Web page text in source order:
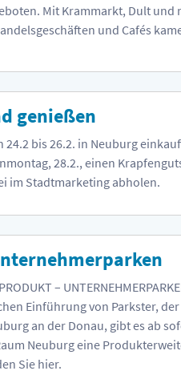
Mit Krammarkt, Dult und
und Cafés
genießen
24.2 bis 26.2. in Neuburg
28.2., einen
im Stadtmarketing abholen.
–
Einführung von Parkster,
an der Donau, gibt es ab
Neuburg eine
Sie hier.